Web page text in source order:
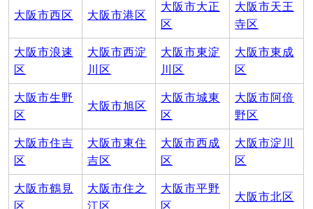
大阪市西区 大阪市港区
大阪市大正
区
大阪市天王
寺区
大阪市浪速
区
大阪市西淀
川区
大阪市東淀
川区
大阪市東成
区
大阪市生野
区
大阪市旭区
大阪市城東
区
大阪市阿倍
野区
大阪市住吉
区
大阪市東住
吉区
大阪市西成
区
大阪市淀川
区
大阪市鶴見
区
大阪市住之
江区
大阪市平野
区
大阪市北区